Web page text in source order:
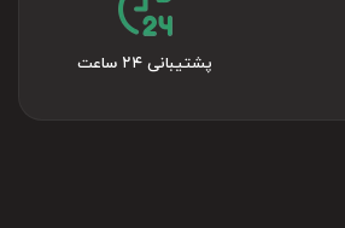
پشتیبانی ۲۴ ساعت